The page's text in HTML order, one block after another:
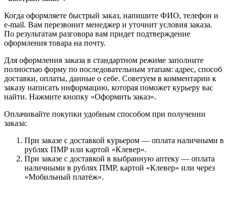
Когда оформляете быстрый заказ, напишите ФИО, телефон и
e-mail. Вам перезвонит менеджер и уточнит условия заказа.
По результатам разговора вам придет подтверждение
оформления товара на почту.
Для оформления заказа в стандартном режиме заполните
полностью форму по последовательным этапам: адрес, способ
доставки, оплаты, данные о себе. Советуем в комментарии к
заказу написать информацию, которая поможет курьеру вас
найти. Нажмите кнопку «Оформить заказ».
Оплачивайте покупки удобным способом при получении
заказа:
При заказе с доставкой курьером — оплата наличными в
рублях ПМР или картой «Клевер».
При заказе с доставкой в выбранную аптеку — оплата
наличными в рублях ПМР, картой «Клевер» или через
«Мобильный платёж».